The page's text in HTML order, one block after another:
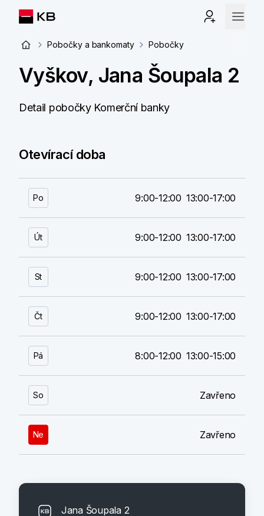
Pobočky a bankomaty Pobočky
Vyškov, Jana Šoupala 2
Detail pobočky Komerční banky
Otevírací doba
Po 9:00-12:00 13:00-17:00
Út 9:00-12:00 13:00-17:00
St 9:00-12:00 13:00-17:00
Čt 9:00-12:00 13:00-17:00
Pá 8:00-12:00 13:00-15:00
So Zavřeno
Ne Zavřeno
Jana Šoupala 2